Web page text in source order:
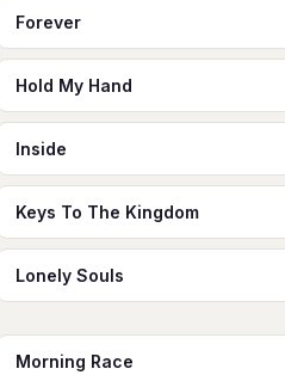
Forever
Hold My Hand
Inside
Keys To The Kingdom
Lonely Souls
Morning Race